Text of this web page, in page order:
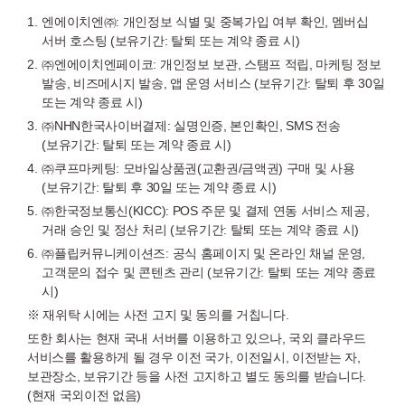
엔에이치엔㈜: 개인정보 식별 및 중복가입 여부 확인, 멤버십
서버 호스팅 (보유기간: 탈퇴 또는 계약 종료 시)
㈜엔에이치엔페이코: 개인정보 보관, 스탬프 적립, 마케팅 정보
발송, 비즈메시지 발송, 앱 운영 서비스 (보유기간: 탈퇴 후 30일
또는 계약 종료 시)
㈜NHN한국사이버결제: 실명인증, 본인확인, SMS 전송
(보유기간: 탈퇴 또는 계약 종료 시)
㈜쿠프마케팅: 모바일상품권(교환권/금액권) 구매 및 사용
(보유기간: 탈퇴 후 30일 또는 계약 종료 시)
㈜한국정보통신(KICC): POS 주문 및 결제 연동 서비스 제공,
거래 승인 및 정산 처리 (보유기간: 탈퇴 또는 계약 종료 시)
㈜플립커뮤니케이션즈: 공식 홈페이지 및 온라인 채널 운영,
고객문의 접수 및 콘텐츠 관리 (보유기간: 탈퇴 또는 계약 종료
시)
※ 재위탁 시에는 사전 고지 및 동의를 거칩니다.
또한 회사는 현재 국내 서버를 이용하고 있으나, 국외 클라우드
서비스를 활용하게 될 경우 이전 국가, 이전일시, 이전받는 자,
보관장소, 보유기간 등을 사전 고지하고 별도 동의를 받습니다.
(현재 국외이전 없음)